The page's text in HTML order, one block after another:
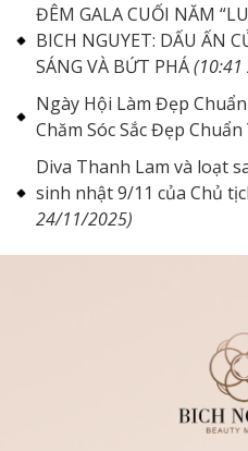
ĐÊM GALA CUỐI NĂM
BICH NGUYET: DẤU ẤN
SÁNG VÀ BỨT PHÁ
Ngày Hội Làm Đẹp
Chăm Sóc Sắc Đẹp Chuẩn
Diva Thanh Lam và loạt
sinh nhật 9/11 của Chủ
24/11/2025)